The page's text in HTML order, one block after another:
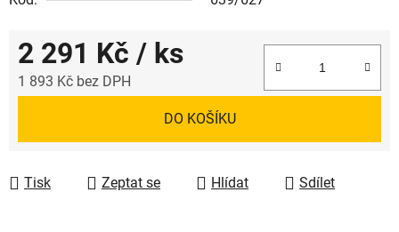
2 291 Kč / ks
1 893 Kč bez DPH
DO KOŠÍKU
Tisk Zeptat se Hlídat Sdílet